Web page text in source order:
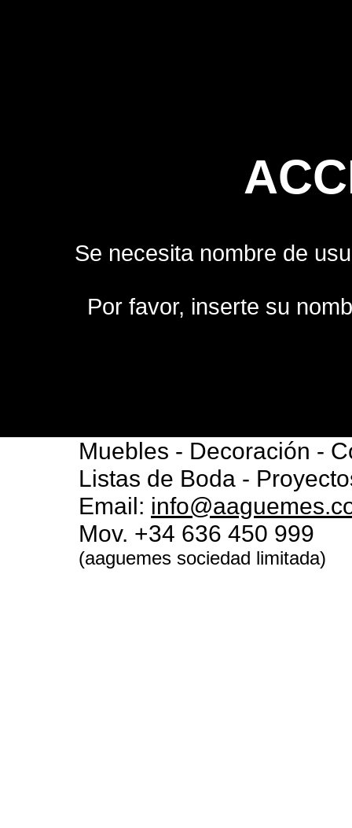
Se necesita nombre de
Por favor, inserte su
Muebles - Decoración -
Listas de Boda -
Email:
Mov. +34 636 450 999
(aaguemes sociedad limitada)